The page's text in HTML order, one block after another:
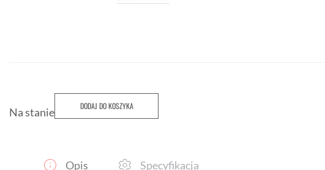
Na stanie DODAJ DO KOSZYKA
Opis Specyfikacja